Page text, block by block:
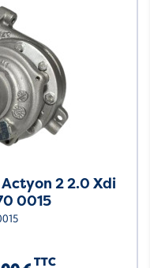
Actyon 2 2.0 Xdi
0015
TTC